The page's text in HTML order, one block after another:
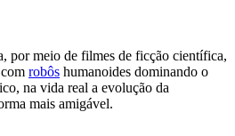
por meio de filmes de ficção científica,
robôs humanoides dominando o
na vida real a evolução da
mais amigável.